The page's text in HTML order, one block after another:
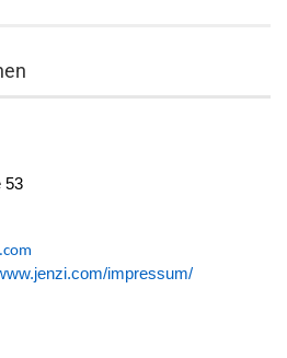
53
impressum/